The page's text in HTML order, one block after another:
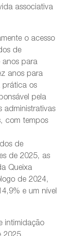
associativa
o acesso
de
anos para
anos para
prática os
pela
administrativas
com tempos
de
de 2025, as
Queixa
de 2024,
e um nível
intimidação